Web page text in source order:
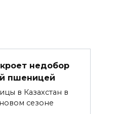
недобор
пшеницей
в Казахстан в
сезоне